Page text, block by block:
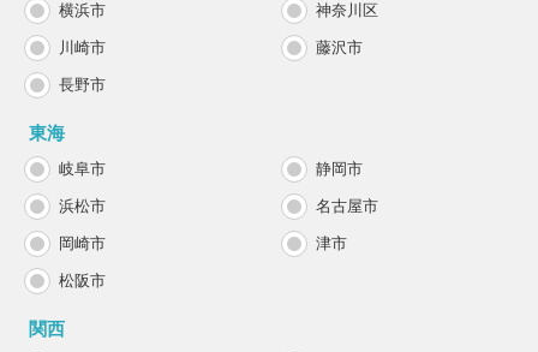
横浜市 神奈川区
川崎市 藤沢市
長野市
東海
岐阜市 静岡市
浜松市 名古屋市
岡崎市 津市
松阪市
関西